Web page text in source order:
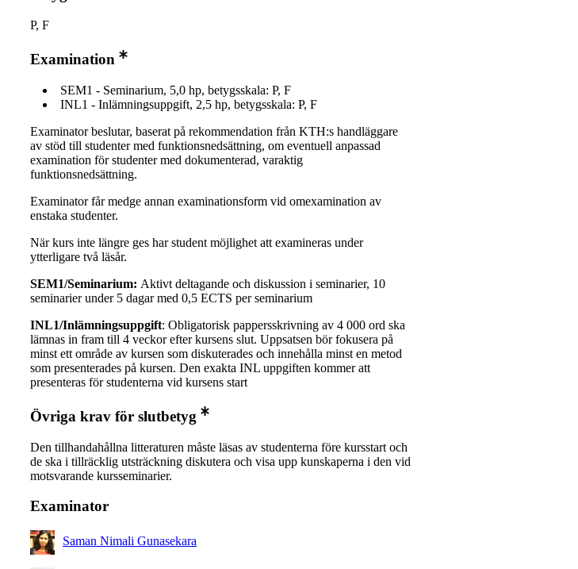
P, F
Examination
SEM1 - Seminarium, 5,0 hp, betygsskala: P, F
INL1 - Inlämningsuppgift, 2,5 hp, betygsskala: P, F
Examinator beslutar, baserat på rekommendation från KTH:s handläggare
av stöd till studenter med funktionsnedsättning, om eventuell anpassad
examination för studenter med dokumenterad, varaktig
funktionsnedsättning.
Examinator får medge annan examinationsform vid omexamination av
enstaka studenter.
När kurs inte längre ges har student möjlighet att examineras under
ytterligare två läsår.
SEM1/Seminarium: Aktivt deltagande och diskussion i seminarier, 10
seminarier under 5 dagar med 0,5 ECTS per seminarium
INL1/Inlämningsuppgift: Obligatorisk pappersskrivning av 4 000 ord ska
lämnas in fram till 4 veckor efter kursens slut. Uppsatsen bör fokusera på
minst ett område av kursen som diskuterades och innehålla minst en metod
som presenterades på kursen. Den exakta INL uppgiften kommer att
presenteras för studenterna vid kursens start
Övriga krav för slutbetyg
Den tillhandahållna litteraturen måste läsas av studenterna före kursstart och
de ska i tillräcklig utsträckning diskutera och visa upp kunskaperna i den vid
motsvarande kursseminarier.
Examinator
Saman Nimali Gunasekara